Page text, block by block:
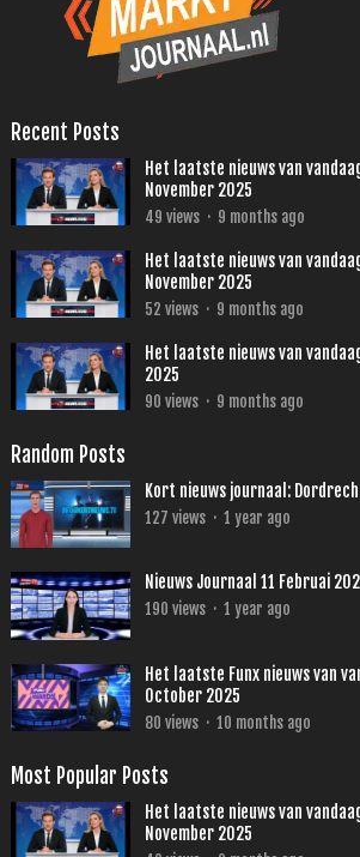
Recent Posts
Het laatste nieuws van
November 2025
49 views · 9 months ago
Het laatste nieuws van
November 2025
52 views · 9 months ago
Het laatste nieuws van
2025
90 views · 9 months ago
Random Posts
Kort nieuws journaal:
127 views · 1 year ago
Nieuws Journaal 11 Februai
190 views · 1 year ago
Het laatste Funx nieuws van
October 2025
80 views · 10 months ago
Most Popular Posts
Het laatste nieuws van
November 2025